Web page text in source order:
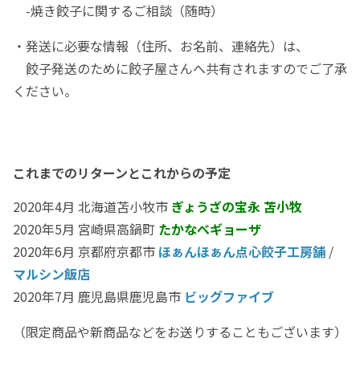
-焼き餃子に関するご相談（随時）
・発送に必要な情報（住所、お名前、連絡先）は、
餃子発送のために餃子屋さんへ共有されますのでご了承
ください。
これまでのリターンとこれからの予定
2020年4月 北海道苫小牧市 ぎょうざの宝永 苫小牧
2020年5月 宮崎県高鍋町 たかなべギョーザ
2020年6月 京都府京都市 ほぁんほぁん点心餃子工房舗 /
マルシン飯店
2020年7月 鹿児島県鹿児島市 ビッグファイブ
（限定商品や新商品などをお送りすることもございます）